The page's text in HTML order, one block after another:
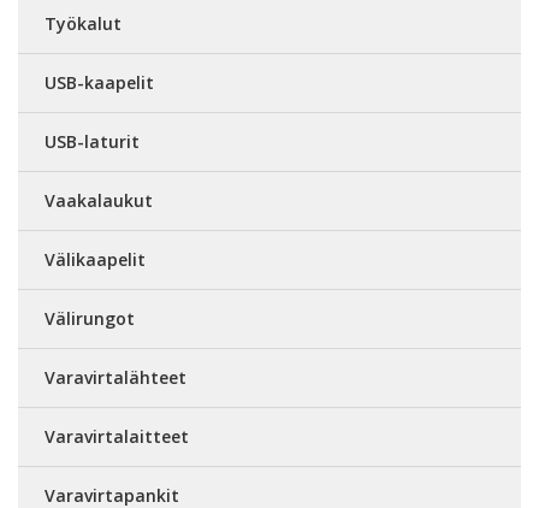
Työkalut
USB-kaapelit
USB-laturit
Vaakalaukut
Välikaapelit
Välirungot
Varavirtalähteet
Varavirtalaitteet
Varavirtapankit